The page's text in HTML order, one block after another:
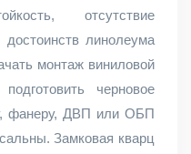
отсутствие
линолеума
монтаж виниловой
черновое
фанеру, ДВП или ОБП
Замковая кварц